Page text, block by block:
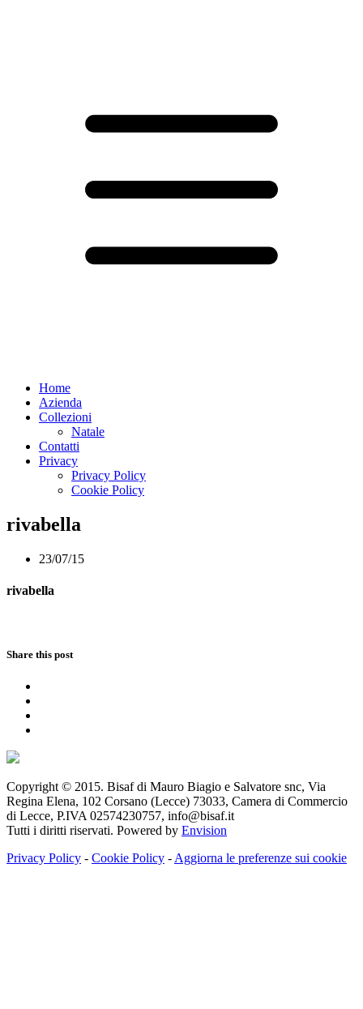
Home
Azienda
Collezioni
Natale
Contatti
Privacy
Privacy Policy
Cookie Policy
rivabella
23/07/15
rivabella
Share this post
Copyright © 2015. Bisaf di Mauro Biagio e Salvatore snc, Via
Regina Elena, 102 Corsano (Lecce) 73033, Camera di Commercio
di Lecce, P.IVA 02574230757, info@bisaf.it
Tutti i diritti riservati. Powered by Envision
Privacy Policy - Cookie Policy - Aggiorna le preferenze sui cookie